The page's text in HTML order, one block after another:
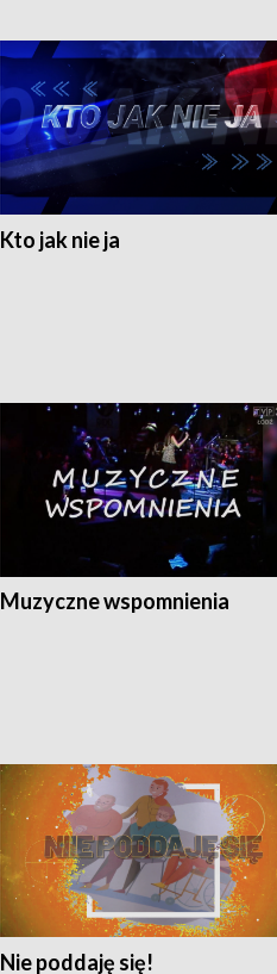
Kto jak nie ja
Muzyczne wspomnienia
Nie poddaję się!